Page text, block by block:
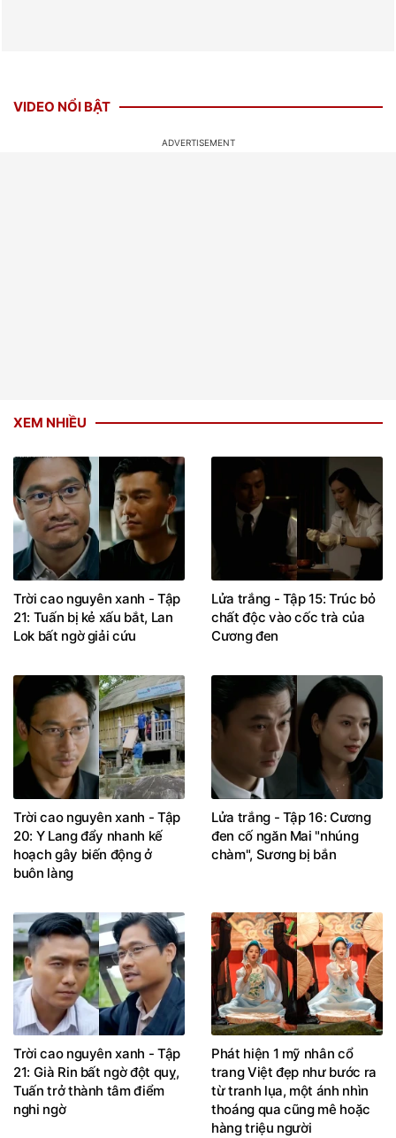
VIDEO NỔI BẬT
XEM NHIỀU
Trời cao nguyên xanh - Tập
21: Tuấn bị kẻ xấu bắt, Lan
Lok bất ngờ giải cứu
Lửa trắng - Tập 15: Trúc bỏ
chất độc vào cốc trà của
Cương đen
Trời cao nguyên xanh - Tập
20: Y Lang đẩy nhanh kế
hoạch gây biến động ở
buôn làng
Lửa trắng - Tập 16: Cương
đen cố ngăn Mai "nhúng
chàm", Sương bị bắn
Trời cao nguyên xanh - Tập
21: Già Rin bất ngờ đột quỵ,
Tuấn trở thành tâm điểm
nghi ngờ
Phát hiện 1 mỹ nhân cổ
trang Việt đẹp như bước ra
từ tranh lụa, một ánh nhìn
thoáng qua cũng mê hoặc
hàng triệu người